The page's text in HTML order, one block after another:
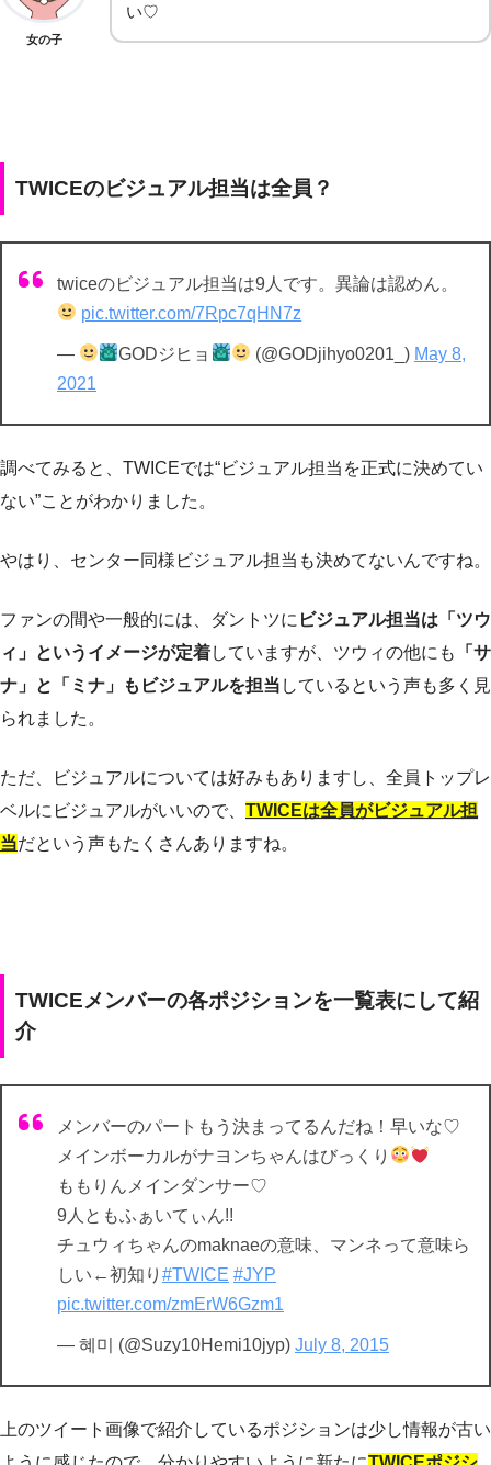
女の子
い♡
TWICEのビジュアル担当は全員？
twiceのビジュアル担当は9人です。異論は認めん。
pic.twitter.com/7Rpc7qHN7z
— GODジヒョ (@GODjihyo0201_) May 8,
2021
調べてみると、TWICEでは“ビジュアル担当を正式に決めてい
ない”ことがわかりました。
やはり、センター同様ビジュアル担当も決めてないんですね。
ファンの間や一般的には、ダントツに ビジュアル担当は「ツウ
ィ」というイメージが定着していますが、ツウィの他にも
「サ
ナ」と「ミナ」もビジュアルを担当 しているという声も多く見
られました。
ただ、ビジュアルについては好みもありますし、全員トップレ
ベルにビジュアルがいいので、 TWICEは全員がビジュアル担
当だという声もたくさんありますね。
TWICEメンバーの各ポジションを一覧表にして紹
介
メンバーのパートもう決まってるんだね！早いな♡
メインボーカルがナヨンちゃんはびっくり
ももりんメインダンサー♡
9人ともふぁいてぃん!!
チュウィちゃんのmaknaeの意味、マンネって意味ら
しい←初知り #TWICE #JYP
pic.twitter.com/zmErW6Gzm1
— 혜미 (@Suzy10Hemi10jyp) July 8, 2015
上のツイート画像で紹介しているポジションは少し情報が古い